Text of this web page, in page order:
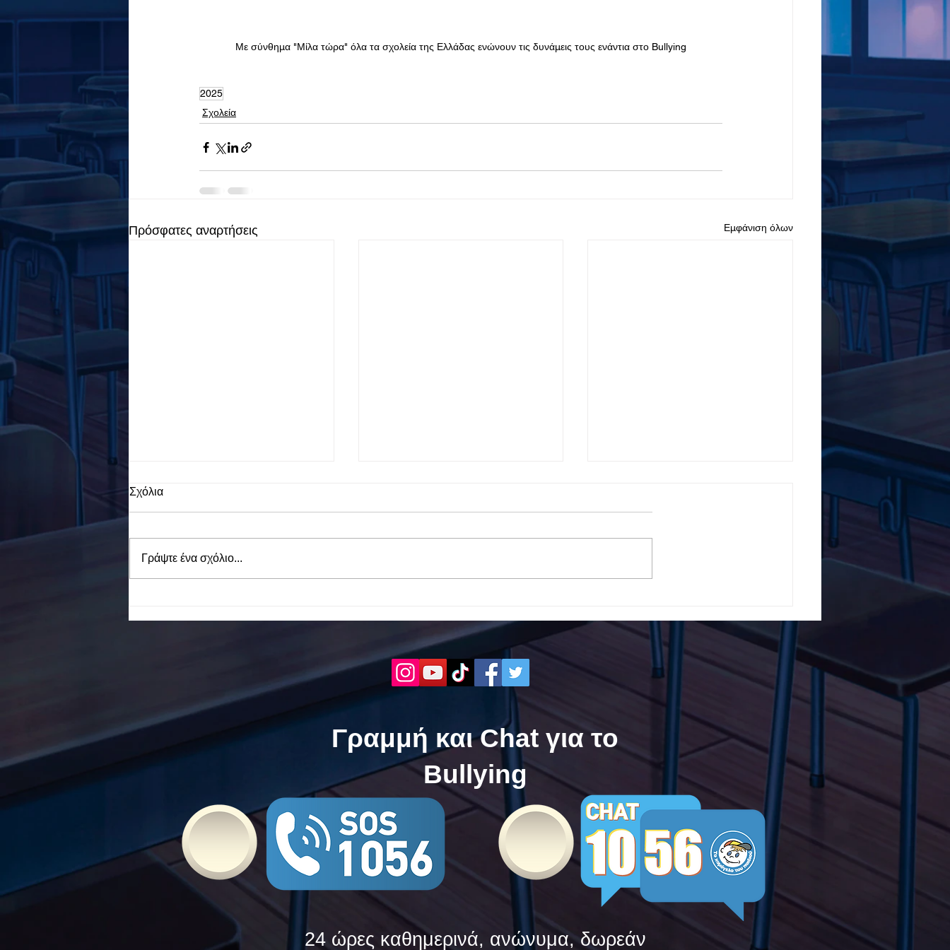
Με σύνθημα "Μίλα τώρα" όλα τα σχολεία της Ελλάδας ενώνουν τις δυνάμεις τους ενάντια στο Bullying
2025
Σχολεία
Πρόσφατες αναρτήσεις Εμφάνιση όλων
δυνάμεις τους ενάντια στο
Τώρα. Με σύνθημα "Μίλα
Τώρα" όλα τα σχολεία της
Ελλάδας ενώνουν τις
δυνάμεις τους ενάντια στο
Bullying
| Μίλα Τώρα. Με σύνθημα
"Μίλα Τώρα" όλα τα σχολεία
της Ελλάδας ενώνουν τις
δυνάμεις τους ενάντια στο
Bullying
Σχόλια
Γράψτε ένα σχόλιο...
Γραμμή και Chat για το
Bullying
24 ώρες καθημερινά, ανώνυμα, δωρεάν